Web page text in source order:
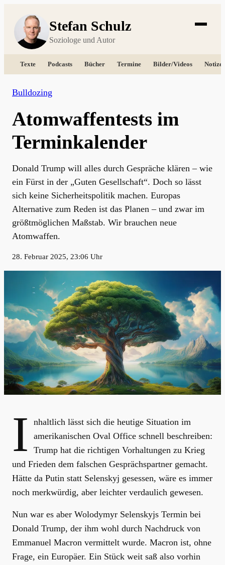
Stefan Schulz
Soziologe und Autor
Texte Podcasts Bücher Termine Bilder/Videos
Bulldozing
Atomwaffentests im
Terminkalender
Donald Trump will alles durch Gespräche klären – wie
ein Fürst in der „Guten Gesellschaft“. Doch so lässt
sich keine Sicherheitspolitik machen. Europas
Alternative zum Reden ist das Planen – und zwar im
größtmöglichen Maßstab. Wir brauchen neue
Atomwaffen.
28. Februar 2025, 23:06 Uhr
I
nhaltlich lässt sich die heutige Situation im
amerikanischen Oval Office schnell beschreiben:
Trump hat die richtigen Vorhaltungen zu Krieg
und Frieden dem falschen Gesprächspartner gemacht.
Hätte da Putin statt Selenskyj gesessen, wäre es immer
noch merkwürdig, aber leichter verdaulich gewesen.
Nun war es aber Wolodymyr Selenskyjs Termin bei
Donald Trump, der ihm wohl durch Nachdruck von
Emmanuel Macron vermittelt wurde. Macron ist, ohne
Frage, ein Europäer. Ein Stück weit saß also vorhin